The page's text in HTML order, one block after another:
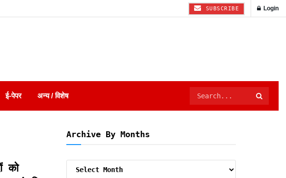
SUBSCRIBE Login
ई-पेपर अन्य / विशेष
को
Archive By Months